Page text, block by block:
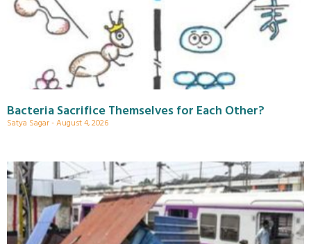
Bacteria Sacrifice Themselves for Each Other?
Satya Sagar August 4, 2026